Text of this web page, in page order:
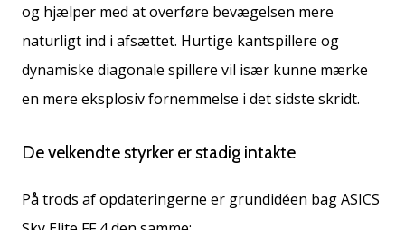
og hjælper med at overføre bevægelsen mere
naturligt ind i afsættet. Hurtige kantspillere og
dynamiske diagonale spillere vil især kunne mærke
en mere eksplosiv fornemmelse i det sidste skridt.
De velkendte styrker er stadig intakte
På trods af opdateringerne er grundidéen bag ASICS